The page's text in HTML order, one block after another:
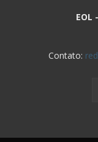
Contato: